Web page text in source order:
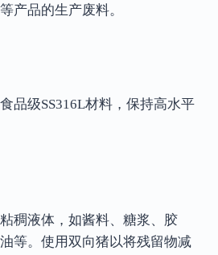
产品的生产废料。
品级SS316L材料，保持高水平
稠液体，如酱料、糖浆、胶
等。使用双向猪以将残留物减